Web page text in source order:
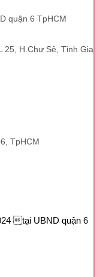
quận 6 TpHCM
H.Chư Sê, Tỉnh Gia
TpHCM
tại UBND quận 6